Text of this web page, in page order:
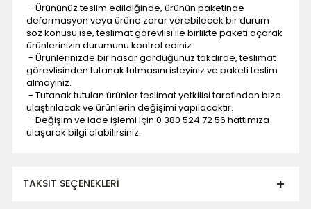
- Ürününüz teslim edildiğinde, ürünün paketinde
deformasyon veya ürüne zarar verebilecek bir durum
söz konusu ise, teslimat görevlisi ile birlikte paketi açarak
ürünlerinizin durumunu kontrol ediniz.
- Ürünlerinizde bir hasar gördüğünüz takdirde, teslimat
görevlisinden tutanak tutmasını isteyiniz ve paketi teslim
almayınız.
- Tutanak tutulan ürünler teslimat yetkilisi tarafından bize
ulaştırılacak ve ürünlerin değişimi yapılacaktır.
- Değişim ve iade işlemi için 0 380 524 72 56 hattımıza
ulaşarak bilgi alabilirsiniz.
TAKSIT SEÇENEKLERI